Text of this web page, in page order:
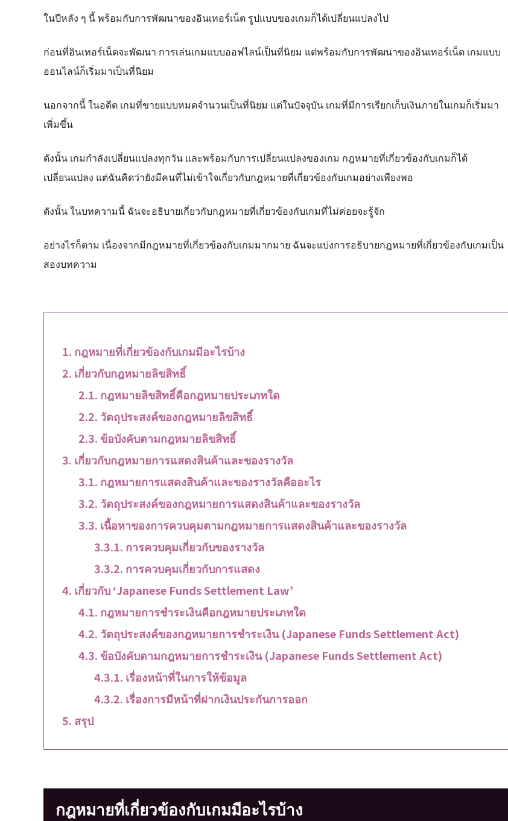
ในปีหลัง ๆ นี้ พร้อมกับการพัฒนาของอินเทอร์เน็ต รูปแบบของเกมก็ได้เปลี่ยนแปลงไป
ก่อนที่อินเทอร์เน็ตจะพัฒนา การเล่นเกมแบบออฟไลน์เป็นที่นิยม แต่พร้อมกับการพัฒนาของอินเทอร์เน็ต เกมแบบ
ออนไลน์ก็เริ่มมาเป็นที่นิยม
นอกจากนี้ ในอดีต เกมที่ขายแบบหมดจำนวนเป็นที่นิยม แต่ในปัจจุบัน เกมที่มีการเรียกเก็บเงินภายในเกมก็เริ่มมา
เพิ่มขึ้น
ดังนั้น เกมกำลังเปลี่ยนแปลงทุกวัน และพร้อมกับการเปลี่ยนแปลงของเกม กฎหมายที่เกี่ยวข้องกับเกมก็ได้
เปลี่ยนแปลง แต่ฉันคิดว่ายังมีคนที่ไม่เข้าใจเกี่ยวกับกฎหมายที่เกี่ยวข้องกับเกมอย่างเพียงพอ
ดังนั้น ในบทความนี้ ฉันจะอธิบายเกี่ยวกับกฎหมายที่เกี่ยวข้องกับเกมที่ไม่ค่อยจะรู้จัก
อย่างไรก็ตาม เนื่องจากมีกฎหมายที่เกี่ยวข้องกับเกมมากมาย ฉันจะแบ่งการอธิบายกฎหมายที่เกี่ยวข้องกับเกมเป็น
สองบทความ
กฎหมายที่เกี่ยวข้องกับเกมมีอะไรบ้าง
เกี่ยวกับกฎหมายลิขสิทธิ์
กฎหมายลิขสิทธิ์คือกฎหมายประเภทใด
วัตถุประสงค์ของกฎหมายลิขสิทธิ์
ข้อบังคับตามกฎหมายลิขสิทธิ์
เกี่ยวกับกฎหมายการแสดงสินค้าและของรางวัล
กฎหมายการแสดงสินค้าและของรางวัลคืออะไร
วัตถุประสงค์ของกฎหมายการแสดงสินค้าและของรางวัล
เนื้อหาของการควบคุมตามกฎหมายการแสดงสินค้าและของรางวัล
การควบคุมเกี่ยวกับของรางวัล
การควบคุมเกี่ยวกับการแสดง
เกี่ยวกับ ‘Japanese Funds Settlement Law’
กฎหมายการชำระเงินคือกฎหมายประเภทใด
วัตถุประสงค์ของกฎหมายการชำระเงิน (Japanese Funds Settlement Act)
ข้อบังคับตามกฎหมายการชำระเงิน (Japanese Funds Settlement Act)
เรื่องหน้าที่ในการให้ข้อมูล
เรื่องการมีหน้าที่ฝากเงินประกันการออก
สรุป
กฎหมายที่เกี่ยวข้องกับเกมมีอะไรบ้าง